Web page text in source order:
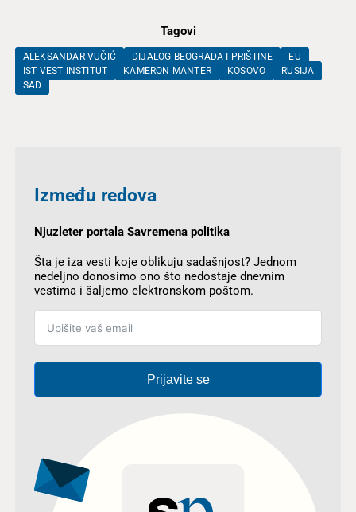
Tagovi
ALEKSANDAR VUČIĆ DIJALOG BEOGRADA I PRIŠTINE
EU
IST VEST INSTITUT
KAMERON MANTER KOSOVO
RUSIJA
SAD
Između redova
Njuzleter portala Savremena politika
Šta je iza vesti koje oblikuju sadašnjost? Jednom
nedeljno donosimo ono što nedostaje dnevnim
vestima i šaljemo elektronskom poštom.
Prijavite se